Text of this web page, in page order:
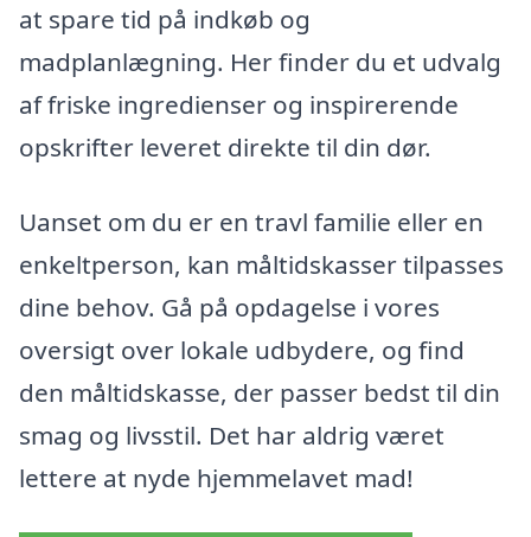
at spare tid på indkøb og
madplanlægning. Her finder du et udvalg
af friske ingredienser og inspirerende
opskrifter leveret direkte til din dør.
Uanset om du er en travl familie eller en
enkeltperson, kan måltidskasser tilpasses
dine behov. Gå på opdagelse i vores
oversigt over lokale udbydere, og find
den måltidskasse, der passer bedst til din
smag og livsstil. Det har aldrig været
lettere at nyde hjemmelavet mad!